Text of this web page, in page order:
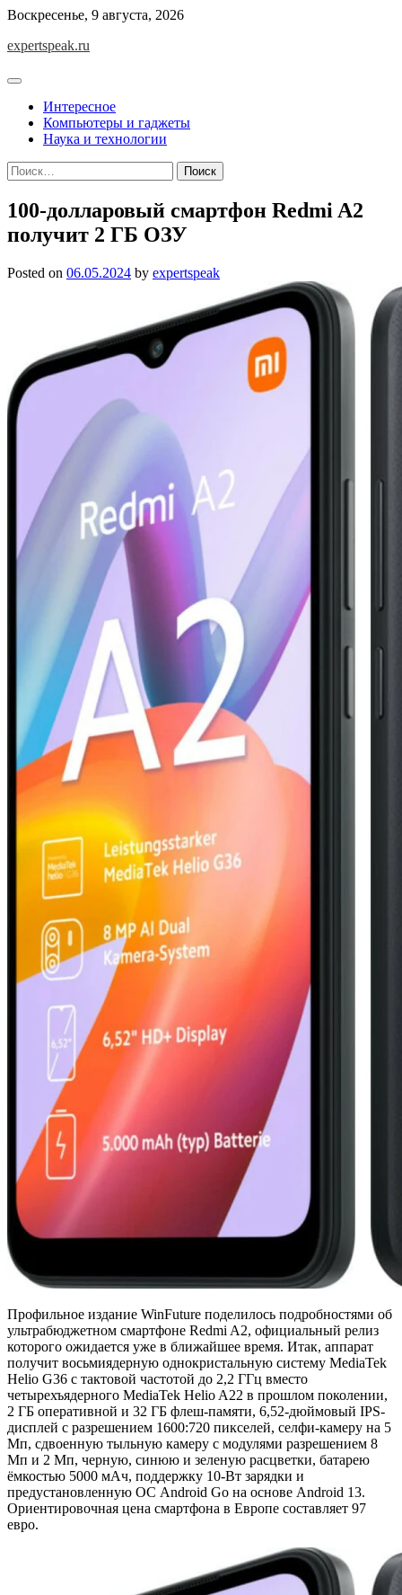
Skip
content
Воскресенье, 9 августа, 2026
expertspeak.ru
Интересное
Компьютеры и гаджеты
Наука и технологии
Найти:
100-долларовый смартфон Redmi A2
получит 2 ГБ ОЗУ
Posted on 06.05.2024 by expertspeak
Профильное издание WinFuture поделилось подробностями об
ультрабюджетном смартфоне Redmi A2, официальный релиз
которого ожидается уже в ближайшее время. Итак, аппарат
получит восьмиядерную однокристальную систему MediaTek
Helio G36 с тактовой частотой до 2,2 ГГц вместо
четырехъядерного MediaTek Helio A22 в прошлом поколении,
2 ГБ оперативной и 32 ГБ флеш-памяти, 6,52-дюймовый IPS-
дисплей с разрешением 1600:720 пикселей, селфи-камеру на 5
Мп, сдвоенную тыльную камеру с модулями разрешением 8
Мп и 2 Мп, черную, синюю и зеленую расцветки, батарею
ёмкостью 5000 мАч, поддержку 10-Вт зарядки и
предустановленную ОС Android Go на основе Android 13.
Ориентировочная цена смартфона в Европе составляет 97
евро.